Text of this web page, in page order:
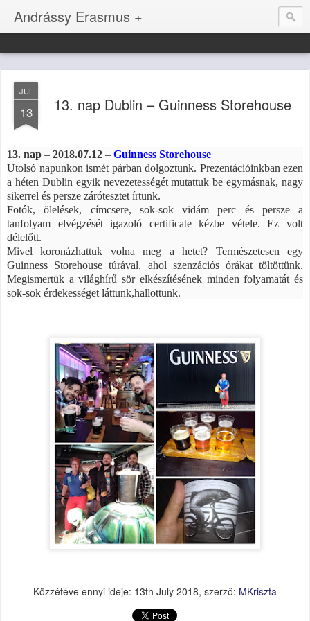
Andrássy Erasmus +
JUL
13 13. nap Dublin – Guinness Storehouse
13. nap – 2018.07.12 – Guinness Storehouse
Utolsó napunkon ismét párban dolgoztunk. Prezentációinkban ezen
a héten Dublin egyik nevezetességét mutattuk be egymásnak, nagy
sikerrel és persze zárótesztet írtunk.
Fotók, ölelések, címcsere, sok-sok vidám perc és persze a
tanfolyam elvégzését igazoló certificate kézbe vétele. Ez volt
délelőtt.
Mivel koronázhattuk volna meg a hetet? Természetesen egy
Guinness Storehouse túrával, ahol szenzációs órákat töltöttünk.
Megismertük a világhírű sör elkészítésének minden folyamatát és
sok-sok érdekességet láttunk,hallottunk.
Közzétéve ennyi ideje: 13th July 2018, szerző: MKriszta